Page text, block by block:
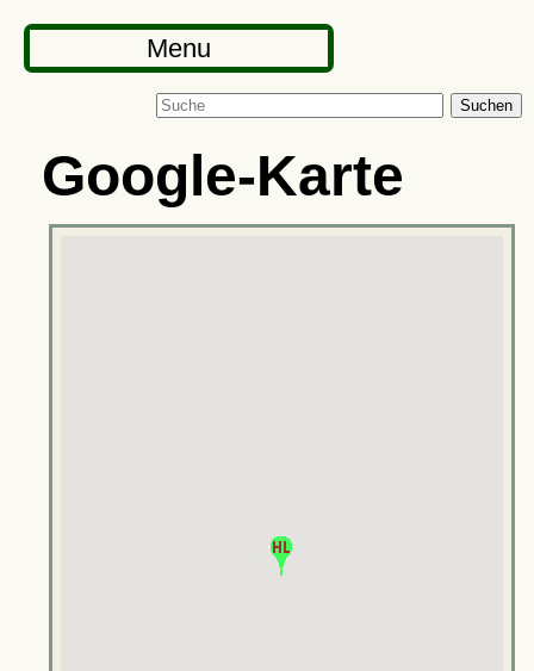
Menu
Suchen
Google-Karte